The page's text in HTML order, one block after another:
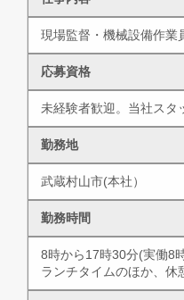
現場監督・機械設備作業
応募資格
未経験者歓迎。当社スタ
勤務地
武蔵村山市(本社）
勤務時間
8時から17時30分(実働8
ランチタイムのほか、休